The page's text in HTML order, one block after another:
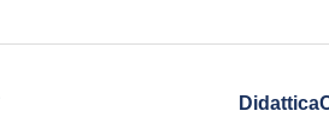
Didattica